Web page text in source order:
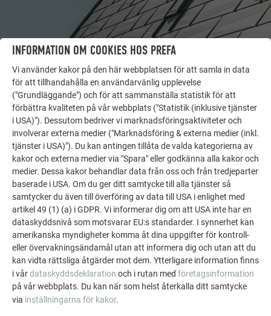
LÅT DIG INSPIRERAS
FLER OBJEKT
PREFA:s referensgalleri visar hur mångsidigt
aluminium kan användas. Upptäck fler imponerande
projekt med PREFA:s hållbara aluminiumlösningar för
tak, solenergi och fasader.
SE FLER REFERENSER
INFORMATION OM COOKIES HOS PREFA
Vi använder kakor på den här webbplatsen för att samla in data
för att tillhandahålla en användarvänlig upplevelse
("Grundläggande") och för att sammanställa statistik för att
förbättra kvaliteten på vår webbplats ("Statistik (inklusive tjänster
i USA)"). Dessutom bedriver vi marknadsföringsaktiviteter och
involverar externa medier ("Marknadsföring & externa medier (inkl.
tjänster i USA)"). Du kan antingen tillåta de valda kategorierna av
kakor och externa medier via "Spara" eller godkänna alla kakor och
medier. Dessa kakor behandlar data från oss och från tredjeparter
baserade i USA. Om du ger ditt samtycke till alla tjänster så
samtycker du även till överföring av data till USA i enlighet med
artikel 49 (1) (a) i GDPR. Vi informerar dig om att USA inte har en
dataskyddsnivå som motsvarar EU:s standarder. I synnerhet kan
amerikanska myndigheter komma åt dina uppgifter för kontroll-
eller övervakningsändamål utan att informera dig och utan att du
kan vidta rättsliga åtgärder mot dem. Ytterligare information finns
i vårdataskyddsdeklaration och i rutan med företagsinformation
på vår webbplats. Du kan när som helst återkalla ditt samtycke
via inställningarna för kakor.